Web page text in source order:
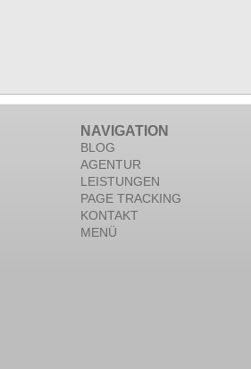
NAVIGATION
BLOG
AGENTUR
LEISTUNGEN
PAGE TRACKING
KONTAKT
MENÜ